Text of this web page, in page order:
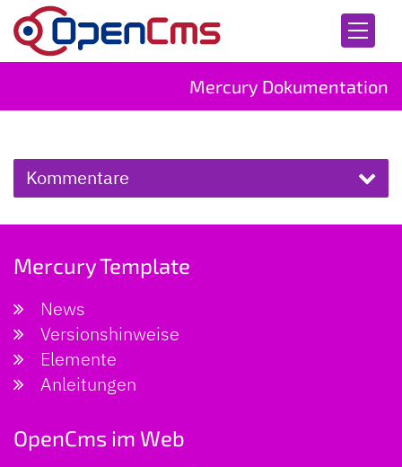
Zum Inhalt springen
Mercury Dokumentation
Kommentare
Mercury Template
News
Versionshinweise
Elemente
Anleitungen
OpenCms im Web